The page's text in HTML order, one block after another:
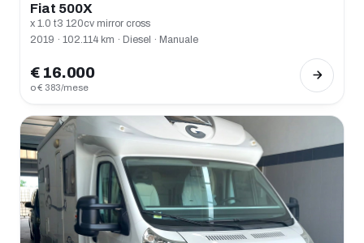
Fiat 500X
x 1.0 t3 120cv mirror cross
2019 · 102.114 km · Diesel · Manuale
€ 16.000
o € 383/mese